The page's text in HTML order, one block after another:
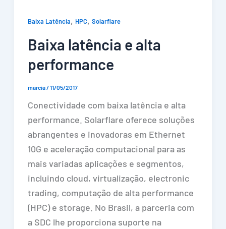
Baixa Latência, HPC, Solarflare
Baixa latência e alta
performance
marcia/11/05/2017
Conectividade com baixa latência e alta
performance. Solarflare oferece soluções
abrangentes e inovadoras em Ethernet
10G e aceleração computacional para as
mais variadas aplicações e segmentos,
incluindo cloud, virtualização, electronic
trading, computação de alta performance
(HPC) e storage. No Brasil, a parceria com
a SDC lhe proporciona suporte na